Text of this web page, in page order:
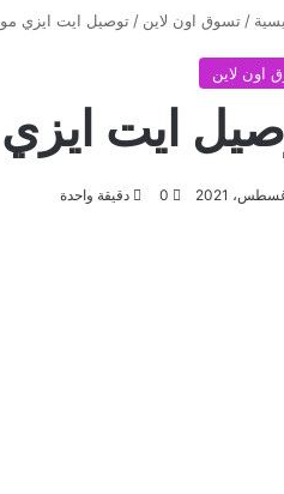
/ تسوق اون لاين / توصيل ايت ايزي
اون لاين
ايت
0 دقيقة واحدة